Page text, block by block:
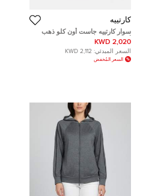
كارتييه
سوار كارتييه جاست أون كلو ذهب
أبيض عيار 18 مقاس 16
2,020 KWD
السعر المبدئي: 2,112 KWD
السعر المُخفض